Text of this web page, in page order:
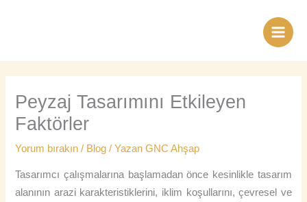
Main
Menu
Peyzaj Tasarımını Etkileyen
Faktörler
Yorum bırakın / Blog / Yazan GNC Ahşap
Tasarımcı çalışmalarına başlamadan önce kesinlikle tasarım
alanının arazi karakteristiklerini, iklim koşullarını, çevresel ve